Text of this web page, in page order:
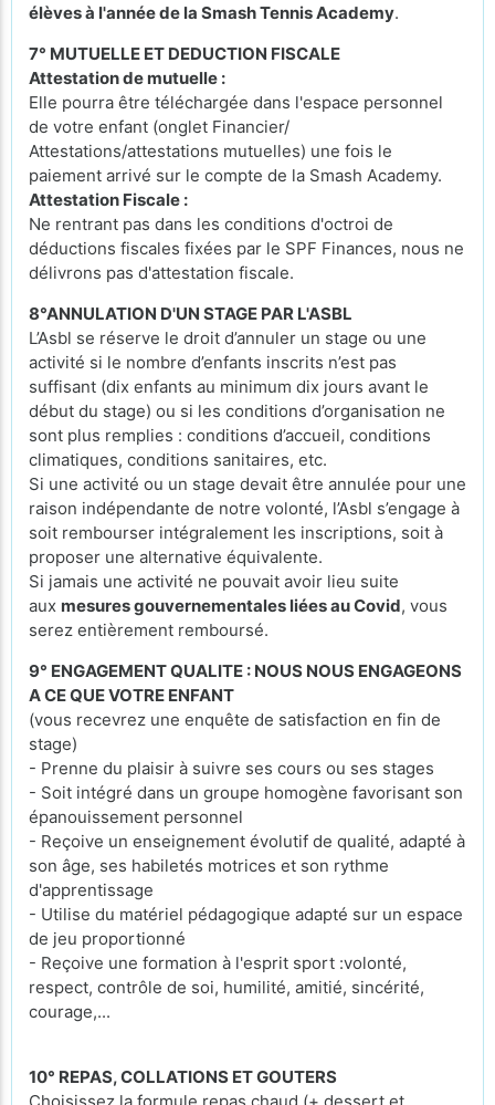
élèves à l'année de la Smash Tennis Academy.
7° MUTUELLE ET DEDUCTION FISCALE
Attestation de mutuelle :
Elle pourra être téléchargée dans l'espace personnel
de votre enfant (onglet Financier/
Attestations/attestations mutuelles) une fois le
paiement arrivé sur le compte de la Smash Academy.
Attestation Fiscale :
Ne rentrant pas dans les conditions d'octroi de
déductions fiscales fixées par le SPF Finances, nous ne
délivrons pas d'attestation fiscale.
8°ANNULATION D'UN STAGE PAR L'ASBL
L’Asbl se réserve le droit d’annuler un stage ou une
activité si le nombre d’enfants inscrits n’est pas
suffisant (dix enfants au minimum dix jours avant le
début du stage) ou si les conditions d’organisation ne
sont plus remplies : conditions d’accueil, conditions
climatiques, conditions sanitaires, etc.
Si une activité ou un stage devait être annulée pour une
raison indépendante de notre volonté, l’Asbl s’engage à
soit rembourser intégralement les inscriptions, soit à
proposer une alternative équivalente.
Si jamais une activité ne pouvait avoir lieu suite
aux mesures gouvernementales liées au Covid, vous
serez entièrement remboursé.
9° ENGAGEMENT QUALITE : NOUS NOUS ENGAGEONS
A CE QUE VOTRE ENFANT
(vous recevrez une enquête de satisfaction en fin de
stage)
- Prenne du plaisir à suivre ses cours ou ses stages
- Soit intégré dans un groupe homogène favorisant son
épanouissement personnel
- Reçoive un enseignement évolutif de qualité, adapté à
son âge, ses habiletés motrices et son rythme
d'apprentissage
- Utilise du matériel pédagogique adapté sur un espace
de jeu proportionné
- Reçoive une formation à l'esprit sport :volonté,
respect, contrôle de soi, humilité, amitié, sincérité,
courage,...
10° REPAS, COLLATIONS ET GOUTERS